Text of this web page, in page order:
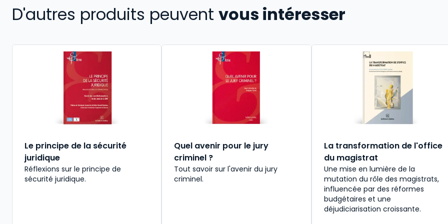
D'autres produits peuvent vous intéresser
Le principe de la sécurité
juridique
Réflexions sur le principe de
sécurité juridique.
Quel avenir pour le jury
criminel ?
Tout savoir sur l'avenir du jury
criminel.
La transformation de l'office
du magistrat
Une mise en lumière de la
mutation du rôle des magistrats,
influencée par des réformes
budgétaires et une
déjudiciarisation croissante.